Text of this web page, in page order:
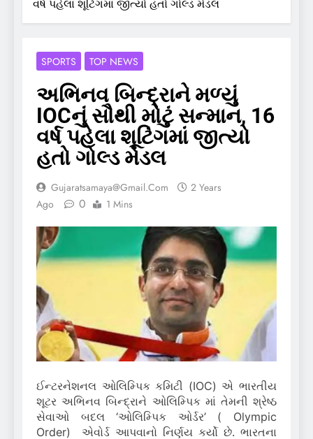
વર્ષ પહેલા શૂટિંગમાં જીત્યો હતો ગોલ્ડ મેડલ
SPORTS TOP NEWS
અભિનવ બિન્દ્રાને મળ્યું
IOCનું સૌથી મોટું સન્માન, 16
વર્ષ પહેલા શૂટિંગમાં જીત્યો
હતો ગોલ્ડ મેડલ
Gujaratsamaya@gmail.com
2 Years
Ago
0 1 Mins
ઈન્ટરનેશનલ ઓલિમ્પિક કમિટી (IOC) એ ભારતીય
શૂટર અભિનવ બિન્દ્રાને ઓલિમ્પિક માં તેમની શ્રેષ્ઠ
સેવાઓ બદલ ‘ઓલિમ્પિક ઓર્ડર’ ( Olympic
Order) એવોર્ડ આપવાનો નિર્ણય કર્યો છે. ભારતના